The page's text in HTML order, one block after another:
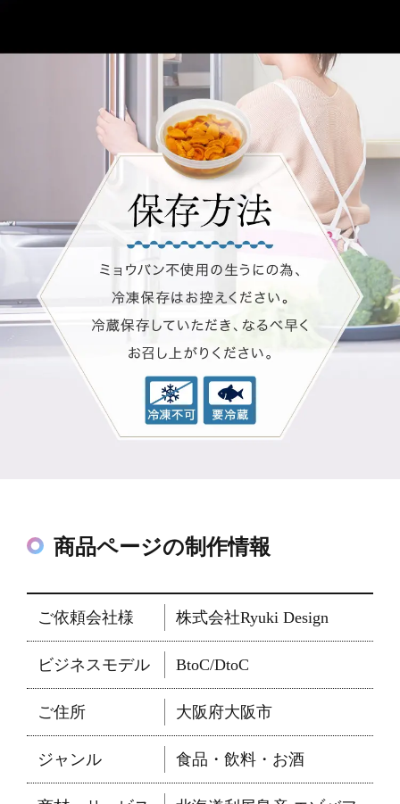
商品ページの制作情報
ご依頼会社様 株式会社Ryuki Design
ビジネスモデル BtoC/DtoC
ご住所 大阪府大阪市
ジャンル 食品・飲料・お酒